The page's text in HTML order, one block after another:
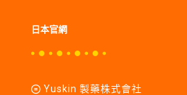
日本官網
Yuskin 製藥株式會社